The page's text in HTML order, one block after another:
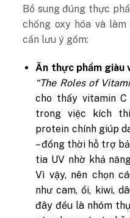
Bổ sung đúng thực
chống oxy hóa và
cần lưu ý gồm:
Ăn thực phẩm giàu
“The Roles of
cho thấy vitamin
trong việc kích
protein chính giúp
– đồng thời hỗ trợ
tia UV nhờ khả
Vì vậy, nên chọn
như cam, ổi, kiwi,
đây đều là nhóm